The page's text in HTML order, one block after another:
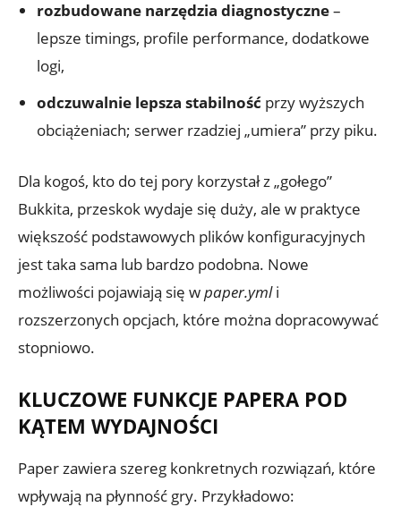
rozbudowane narzędzia diagnostyczne–
lepsze timings, profile performance, dodatkowe
logi,
odczuwalnie lepsza stabilność przy wyższych
obciążeniach; serwer rzadziej „umiera” przy piku.
Dla kogoś, kto do tej pory korzystał z „gołego”
Bukkita, przeskok wydaje się duży, ale w praktyce
większość podstawowych plików konfiguracyjnych
jest taka sama lub bardzo podobna. Nowe
możliwości pojawiają się wpaper.ymli
rozszerzonych opcjach, które można dopracowywać
stopniowo.
KLUCZOWE FUNKCJE PAPERA POD
KĄTEM WYDAJNOŚCI
Paper zawiera szereg konkretnych rozwiązań, które
wpływają na płynność gry. Przykładowo: